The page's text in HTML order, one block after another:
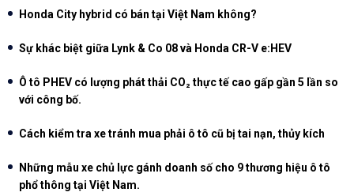
Honda City hybrid có bán tại Việt Nam không?
Sự khác biệt giữa Lynk & Co 08 và Honda CR-V e:HEV
Ô tô PHEV có lượng phát thải CO₂ thực tế cao gấp gần 5 lần so
với công bố.
Cách kiểm tra xe tránh mua phải ô tô cũ bị tai nạn, thủy kích
Những mẫu xe chủ lực gánh doanh số cho 9 thương hiệu ô tô
phổ thông tại Việt Nam.